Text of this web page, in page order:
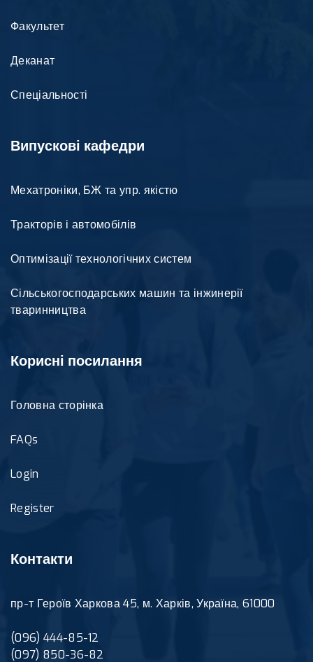
Факультет
Деканат
Спеціальності
Випускові кафедри
Мехатроніки, БЖ та упр. якістю
Тракторів і автомобілів
Оптимізації технологічних систем
Сільськогосподарських машин та інжинерії
тваринництва
Корисні посилання
Головна сторінка
FAQs
Login
Register
Контакти
пр-т Героїв Харкова 45, м. Харків, Україна, 61000
(096) 444-85-12
(097) 850-36-82